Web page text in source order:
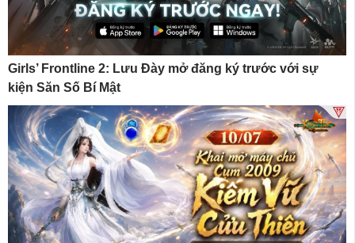
Girls’ Frontline 2: Lưu Đày mở đăng ký trước với sự
kiện Săn Số Bí Mật